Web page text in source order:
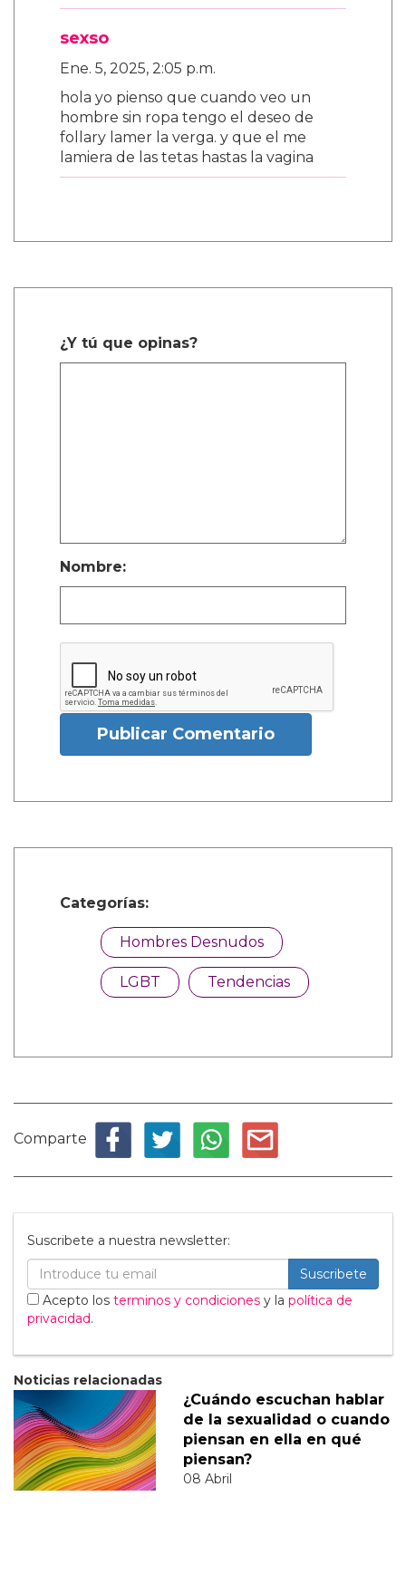
sexso
Ene. 5, 2025, 2:05 p.m.
hola yo pienso que cuando veo un
hombre sin ropa tengo el deseo de
follary lamer la verga. y que el me
lamiera de las tetas hastas la vagina
¿Y tú que opinas?
Nombre:
Publicar Comentario
Categorías:
Hombres Desnudos
LGBT Tendencias
Comparte
Suscribete a nuestra newsletter:
Suscribete
Acepto los terminos y condiciones y la política de
privacidad.
Noticias relacionadas
¿Cuándo escuchan hablar
de la sexualidad o cuando
piensan en ella en qué
piensan?
08 Abril